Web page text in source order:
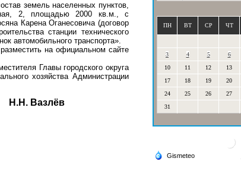
земель населенных пунктов,
2, площадью 2000 кв.м., с
Карена Оганесовича (договор
станции технического
автомобильного транспорта».
на официальном сайте
Главы городского округа
хозяйства Администрации
Вазлёв
ПН ВТ СР ЧТ
3
4 5 6
10
11 12 13
17
18 19 20
24
25 26 27
31